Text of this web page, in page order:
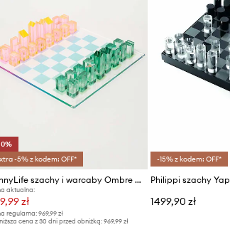
-5% z kodem: OFF*
SunnyLife szachy i warcaby Ombre Sherbert
aktualna:
zł
regularna: 969,99 zł
cena z 30 dni przed obniżką: 969,99 zł
-15% z kodem: OFF*
Philippi szachy Yap
1499,90 zł